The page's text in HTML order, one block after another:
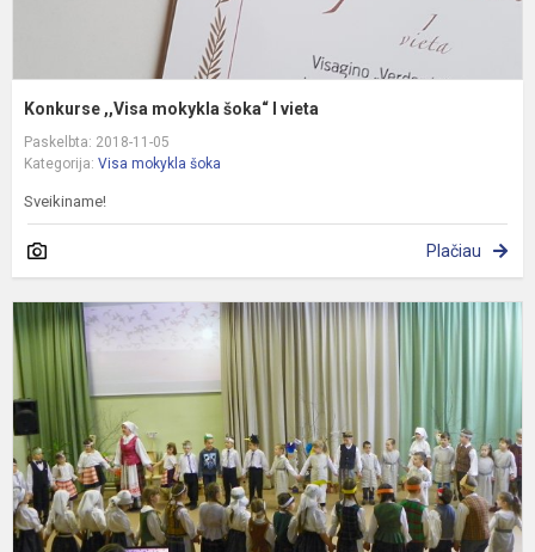
Konkurse ,,Visa mokykla šoka“ I vieta
Paskelbta: 2018-11-05
Kategorija: Visa mokykla šoka
Sveikiname!
Plačiau